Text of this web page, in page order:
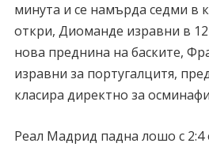
минута и се намърда седми в
откри, Диоманде изравни в
нова преднина на баските,
изравни за португалцитя,
класира директно за
Реал Мадрид падна лошо с 2:4